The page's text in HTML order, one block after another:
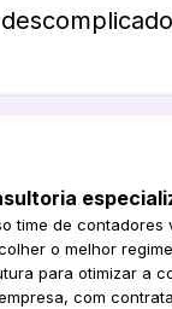
time de contadores
o melhor
para otimizar a
com